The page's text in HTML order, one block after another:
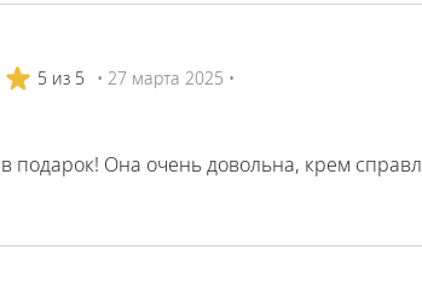
5 из 5 • 27 марта 2025 •
подарок! Она очень довольна, крем